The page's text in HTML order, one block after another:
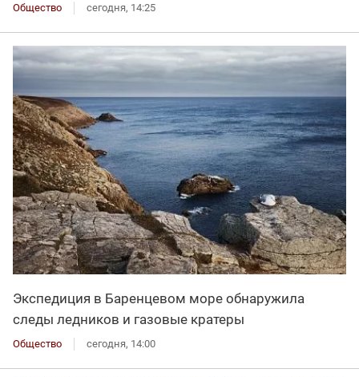
Общество сегодня, 14:25
Экспедиция в Баренцевом море обнаружила
следы ледников и газовые кратеры
Общество сегодня, 14:00